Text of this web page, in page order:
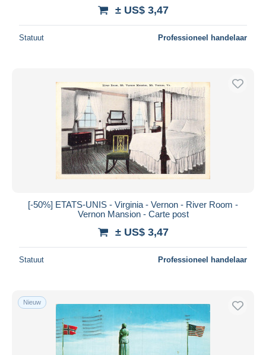
± US$ 3,47
Statuut Professioneel handelaar
[-50%] ETATS-UNIS - Virginia - Vernon - River Room -
Vernon Mansion - Carte post
± US$ 3,47
Statuut Professioneel handelaar
Nieuw